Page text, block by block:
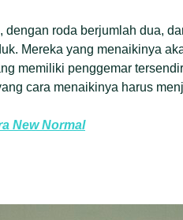
roda berjumlah dua,
Mereka yang menaikinya
memiliki penggemar
cara menaikinya harus
New Normal